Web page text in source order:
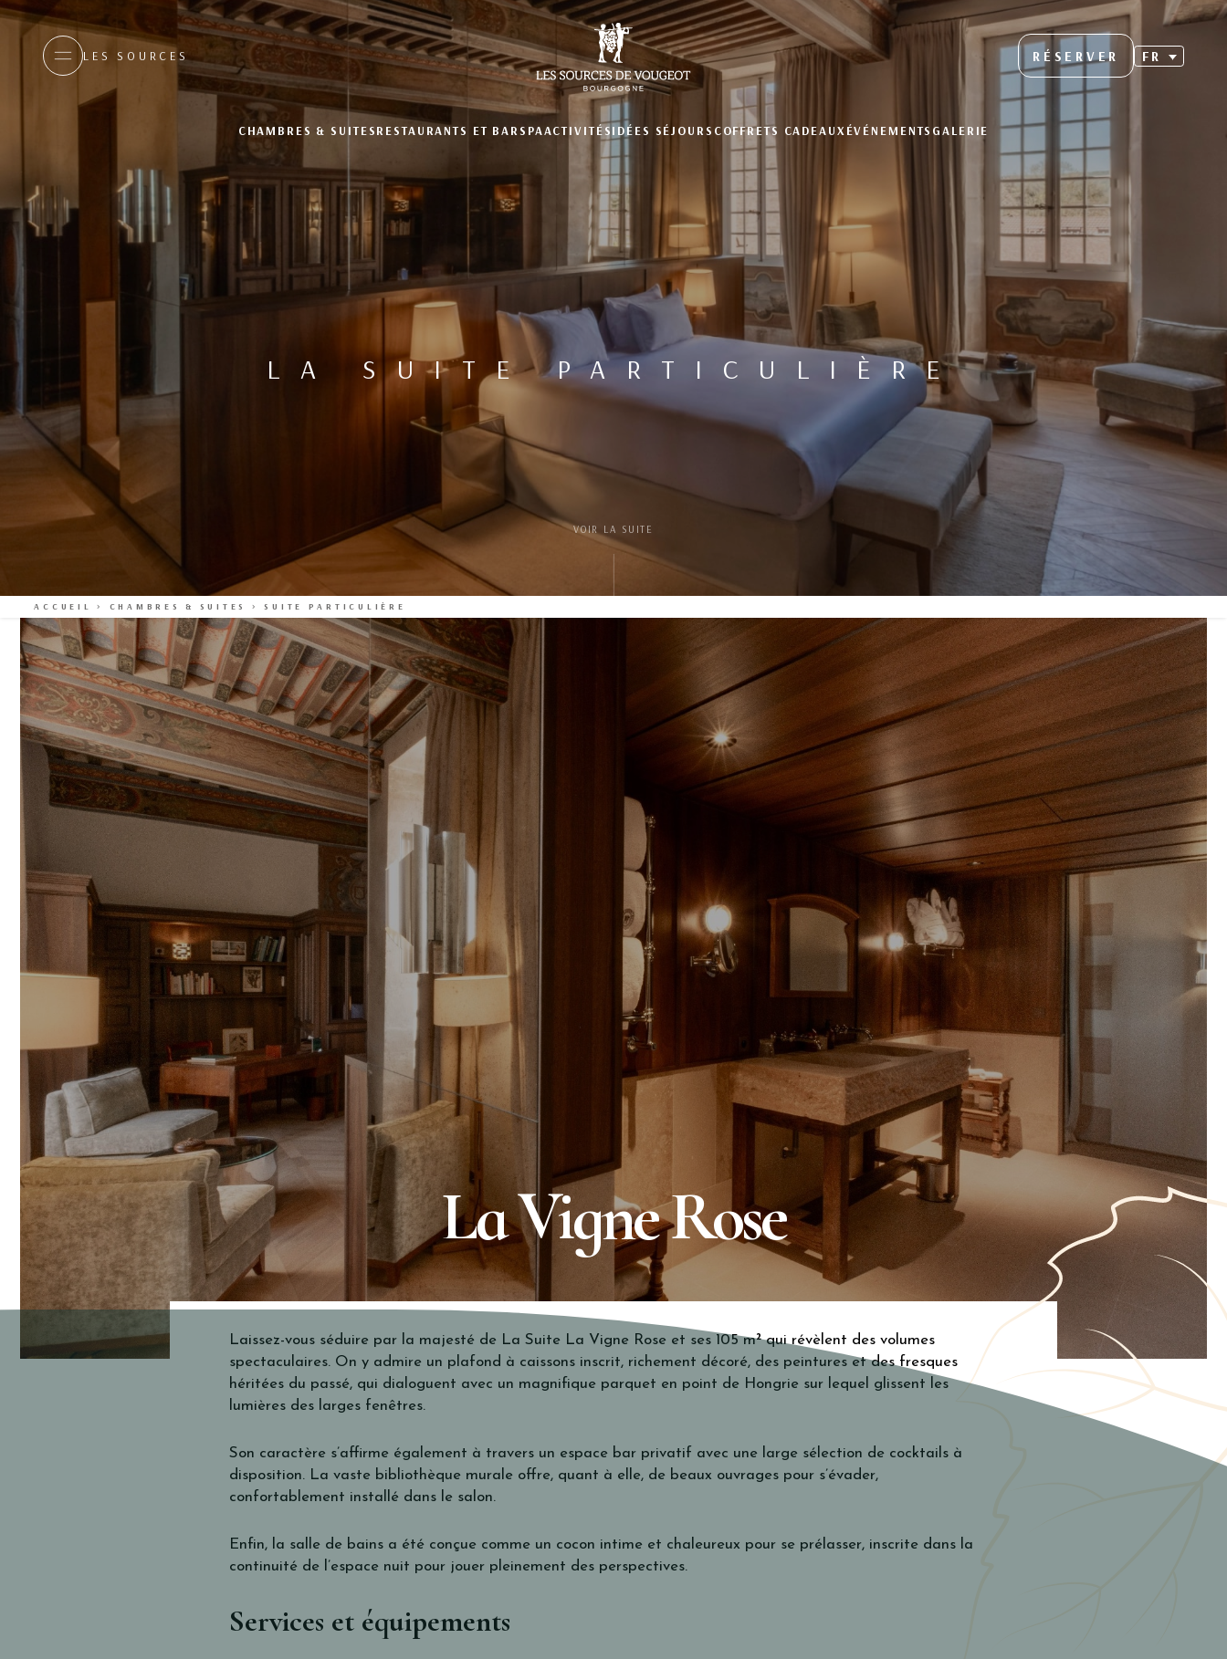
LES SOURCES RÉSERVER FR
CHAMBRES & SUITESRESTAURANTS ET BARSPAACTIVITÉSIDÉES SÉJOURS COFFRETS CADEAUX ÉVÉNEMENTS GALERIE
LA SUITE PARTICULIÈRE
VOIR LA SUITE
ACCUEIL > CHAMBRES & SUITES >SUITE PARTICULIÈRE
La Vigne Rose
Laissez-vous séduire par la majesté de La Suite La Vigne Rose et ses 105 m² qui révèlent des volumes
spectaculaires. On y admire un plafond à caissons inscrit, richement décoré, des peintures et des fresques
héritées du passé, qui dialoguent avec un magnifique parquet en point de Hongrie sur lequel glissent les
lumières des larges fenêtres.
Son caractère s’affirme également à travers un espace bar privatif avec une large sélection de cocktails à
disposition. La vaste bibliothèque murale offre, quant à elle, de beaux ouvrages pour s’évader,
confortablement installé dans le salon.
Enfin, la salle de bains a été conçue comme un cocon intime et chaleureux pour se prélasser, inscrite dans la
continuité de l’espace nuit pour jouer pleinement des perspectives.
Services et équipements